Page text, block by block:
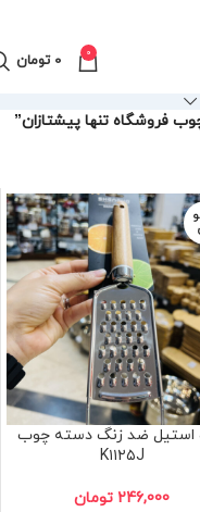
0
0 تومان
فروشگاه تنها پیشتازان”
استیل ضد زنگ دسته چوب
K۱۱۲۵J
246,000 تومان